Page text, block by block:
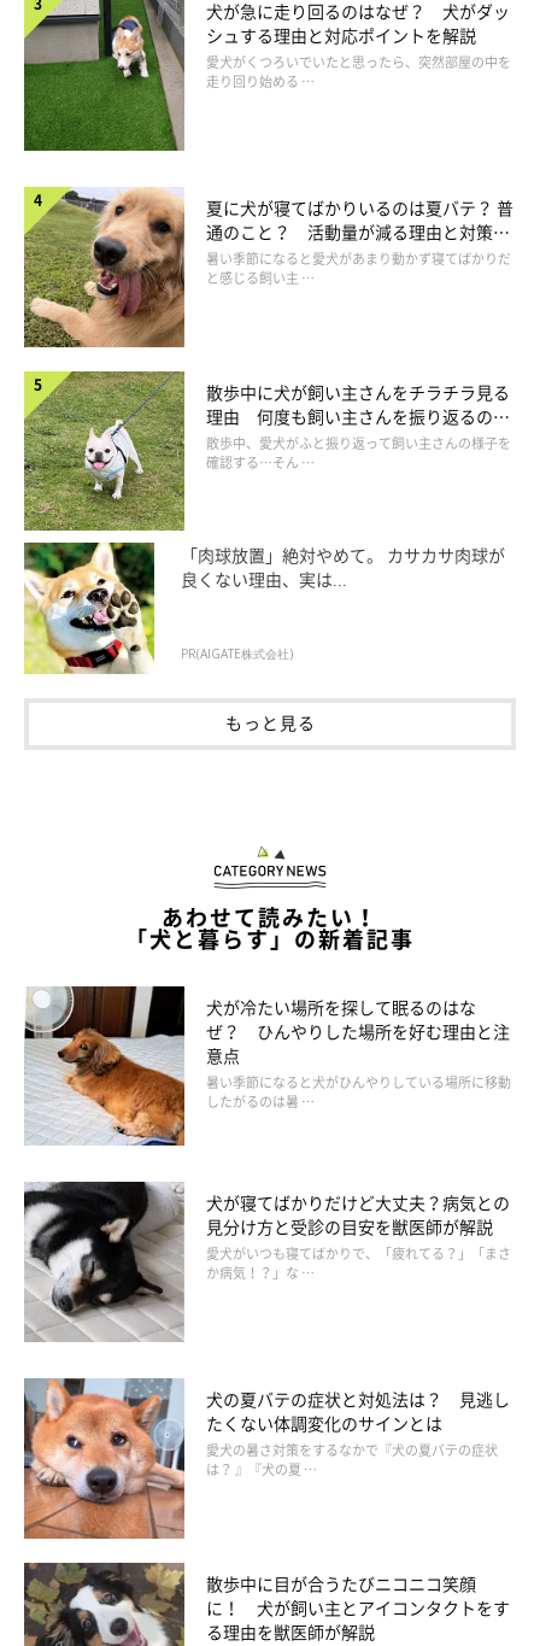
食事の食いつきが悪くなってきた
寝ている時間が増えて遊びや散歩を好まなくなった
体重が減ってきている
などのちょっとした変化が病気のサインである場合も考えられま
す。」
気づきにくい犬の病気を早期に発見するため
いぬのきもち投稿写真ギャラリー
――犬の病気を早期に発見するために飼い主ができることはあり
ますか？
岡本先生：
「犬の病気のなかには、見過ごしやすかったり気づきにくい病気
もあります。飼い主さんができることとしては、
1日の飲水量や食事量を定期的にチェックすること
犬が急に走り回るのはなぜ？ 犬がダッ
シュする理由と対応ポイントを解説
愛犬がくつろいでいたと思ったら、突然部屋の中を
走り回り始める …
夏に犬が寝てばかりいるのは夏バテ？ 普
通のこと？ 活動量が減る理由と対策と
は
暑い季節になると愛犬があまり動かず寝てばかりだ
と感じる飼い主 …
散歩中に犬が飼い主さんをチラチラ見る
理由 何度も飼い主さんを振り返るのは
なぜ？
散歩中、愛犬がふと振り返って飼い主さんの様子を
確認する…そん …
「肉球放置」絶対やめて。 カサカサ肉球が
良くない理由、実は...
PR(AIGATE株式会社)
もっと見る
あわせて読みたい！
「犬と暮らす」の新着記事
犬が冷たい場所を探して眠るのはな
ぜ？ ひんやりした場所を好む理由と注
意点
暑い季節になると犬がひんやりしている場所に移動
したがるのは暑 …
犬が寝てばかりだけど大丈夫？病気との
見分け方と受診の目安を獣医師が解説
愛犬がいつも寝てばかりで、「疲れてる？」「まさ
か病気！？」な …
犬の夏バテの症状と対処法は？ 見逃し
たくない体調変化のサインとは
愛犬の暑さ対策をするなかで『犬の夏バテの症状
は？ 』『犬の夏 …
散歩中に目が合うたびニコニコ笑顔
に！ 犬が飼い主とアイコンタクトをす
る理由を獣医師が解説